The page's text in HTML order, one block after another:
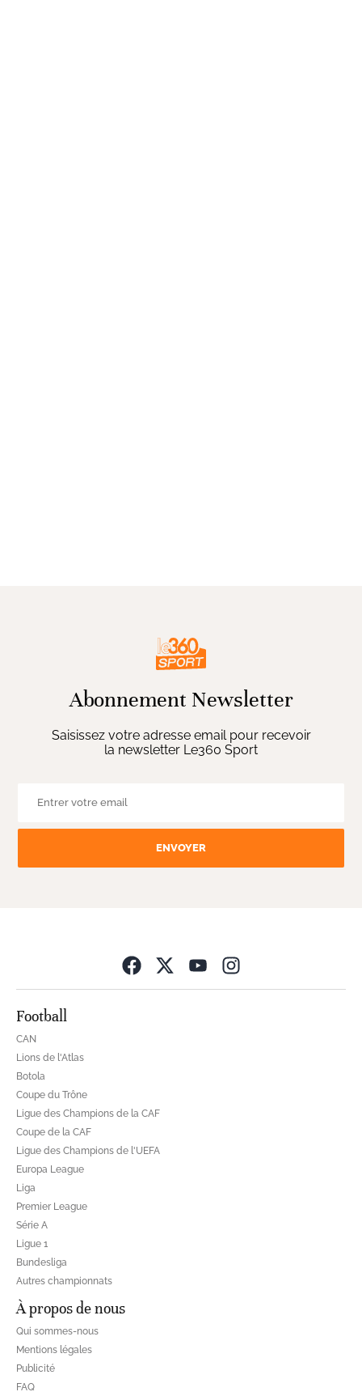
Abonnement Newsletter
Saisissez votre adresse email pour recevoir
la newsletter Le360 Sport
ENVOYER
Football
CAN
Lions de l'Atlas
Botola
Coupe du Trône
Ligue des Champions de la CAF
Coupe de la CAF
Ligue des Champions de l'UEFA
Europa League
Liga
Premier League
Série A
Ligue 1
Bundesliga
Autres championnats
À propos de nous
Qui sommes-nous
Mentions légales
Publicité
FAQ